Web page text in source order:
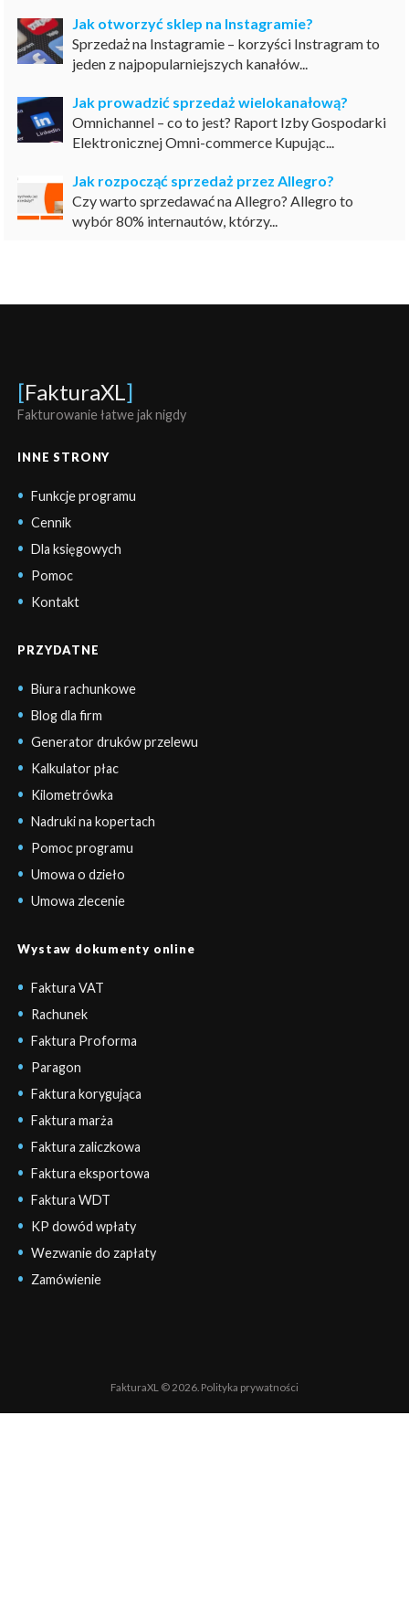
Jak otworzyć sklep na Instagramie?
Sprzedaż na Instagramie – korzyści Instragram to
jeden z najpopularniejszych kanałów...
Jak prowadzić sprzedaż wielokanałową?
Omnichannel – co to jest? Raport Izby Gospodarki
Elektronicznej Omni-commerce Kupując...
Jak rozpocząć sprzedaż przez Allegro?
Czy warto sprzedawać na Allegro? Allegro to
wybór 80% internautów, którzy...
[FakturaXL ]
Fakturowanie łatwe jak nigdy
INNE STRONY
Funkcje programu
Cennik
Dla księgowych
Pomoc
Kontakt
PRZYDATNE
Biura rachunkowe
Blog dla firm
Generator druków przelewu
Kalkulator płac
Kilometrówka
Nadruki na kopertach
Pomoc programu
Umowa o dzieło
Umowa zlecenie
Wystaw dokumenty online
Faktura VAT
Rachunek
Faktura Proforma
Paragon
Faktura korygująca
Faktura marża
Faktura zaliczkowa
Faktura eksportowa
Faktura WDT
KP dowód wpłaty
Wezwanie do zapłaty
Zamówienie
FakturaXL © 2026. Polityka prywatności